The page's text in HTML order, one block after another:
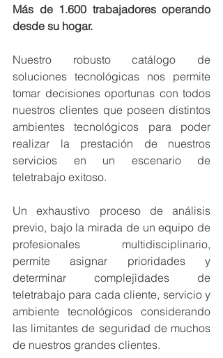
Más de 1.600 trabajadores operando
desde su hogar.
Nuestro robusto catálogo de
soluciones tecnológicas nos permite
tomar decisiones oportunas con todos
nuestros clientes que poseen distintos
ambientes tecnológicos para poder
realizar la prestación de nuestros
servicios en un escenario de
teletrabajo exitoso.
Un exhaustivo proceso de análisis
previo, bajo la mirada de un equipo de
profesionales multidisciplinario,
permite asignar prioridades y
determinar complejidades de
teletrabajo para cada cliente, servicio y
ambiente tecnológicos considerando
las limitantes de seguridad de muchos
de nuestros grandes clientes.